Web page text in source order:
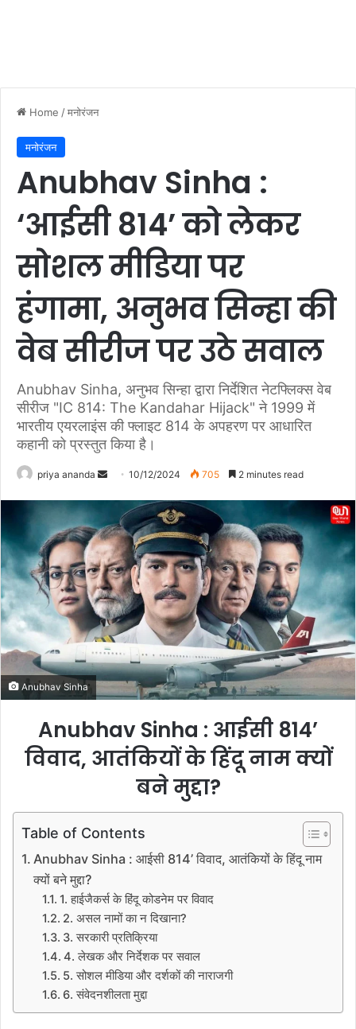
Home /मनोरंजन
मनोरंजन
Anubhav Sinha :
‘आईसी 814’ को लेकर
सोशल मीडिया पर
हंगामा, अनुभव सिन्हा की
वेब सीरीज पर उठे सवाल
Anubhav Sinha, अनुभव सिन्हा द्वारा निर्देशित नेटफ्लिक्स वेब
सीरीज "IC 814: The Kandahar Hijack" ने 1999 में
भारतीय एयरलाइंस की फ्लाइट 814 के अपहरण पर आधारित
कहानी को प्रस्तुत किया है।
priya ananda
d
a
n
e
m
a
i
l
10/12/2024 705 2 minutes read
Anubhav Sinha
Anubhav Sinha : आईसी 814’
विवाद, आतंकियों के हिंदू नाम क्यों
बने मुद्दा?
Table of Contents
Anubhav Sinha : आईसी 814’ विवाद, आतंकियों के हिंदू नाम
क्यों बने मुद्दा?
1. हाईजैकर्स के हिंदू कोडनेम पर विवाद
2. असल नामों का न दिखाना?
3. सरकारी प्रतिक्रिया
4. लेखक और निर्देशक पर सवाल
5. सोशल मीडिया और दर्शकों की नाराजगी
6. संवेदनशीलता मुद्दा